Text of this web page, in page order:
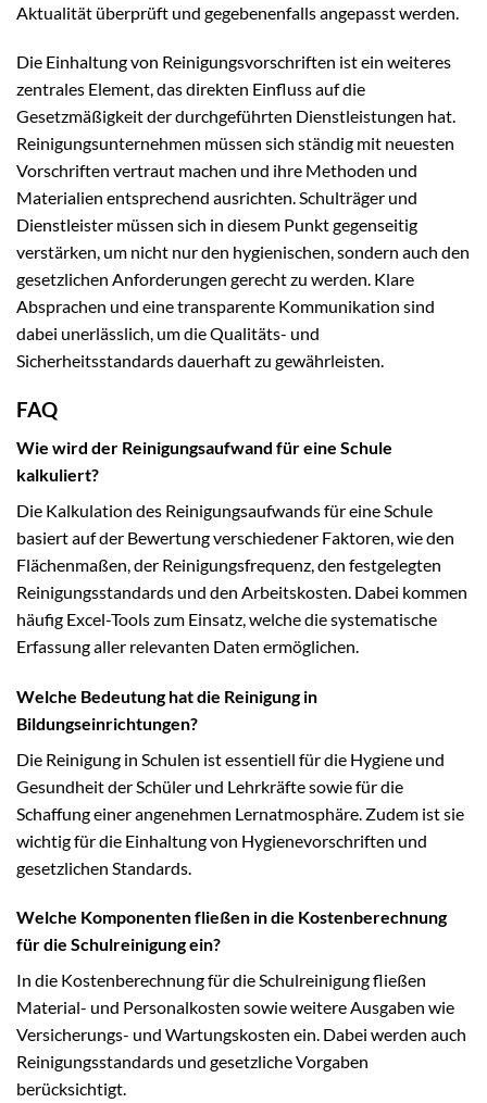
Aktualität überprüft und gegebenenfalls angepasst werden.
Die Einhaltung von Reinigungsvorschriften ist ein weiteres
zentrales Element, das direkten Einfluss auf die
Gesetzmäßigkeit der durchgeführten Dienstleistungen hat.
Reinigungsunternehmen müssen sich ständig mit neuesten
Vorschriften vertraut machen und ihre Methoden und
Materialien entsprechend ausrichten. Schulträger und
Dienstleister müssen sich in diesem Punkt gegenseitig
verstärken, um nicht nur den hygienischen, sondern auch den
gesetzlichen Anforderungen gerecht zu werden. Klare
Absprachen und eine transparente Kommunikation sind
dabei unerlässlich, um die Qualitäts- und
Sicherheitsstandards dauerhaft zu gewährleisten.
FAQ
Wie wird der Reinigungsaufwand für eine Schule
kalkuliert?
Die Kalkulation des Reinigungsaufwands für eine Schule
basiert auf der Bewertung verschiedener Faktoren, wie den
Flächenmaßen, der Reinigungsfrequenz, den festgelegten
Reinigungsstandards und den Arbeitskosten. Dabei kommen
häufig Excel-Tools zum Einsatz, welche die systematische
Erfassung aller relevanten Daten ermöglichen.
Welche Bedeutung hat die Reinigung in
Bildungseinrichtungen?
Die Reinigung in Schulen ist essentiell für die Hygiene und
Gesundheit der Schüler und Lehrkräfte sowie für die
Schaffung einer angenehmen Lernatmosphäre. Zudem ist sie
wichtig für die Einhaltung von Hygienevorschriften und
gesetzlichen Standards.
Welche Komponenten fließen in die Kostenberechnung
für die Schulreinigung ein?
In die Kostenberechnung für die Schulreinigung fließen
Material- und Personalkosten sowie weitere Ausgaben wie
Versicherungs- und Wartungskosten ein. Dabei werden auch
Reinigungsstandards und gesetzliche Vorgaben
berücksichtigt.